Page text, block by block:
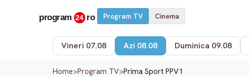
Program TV Cinema
Vineri 07.08 Azi 08.08 Duminica 09.08
Home>Program TV>Prima Sport PPV1